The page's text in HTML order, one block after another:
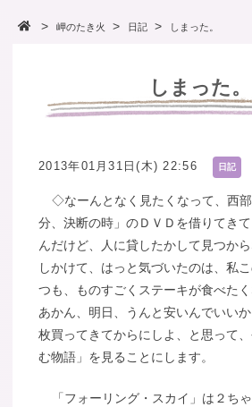
岬のたき火 日記 しまった。
しまった。
2013年01月31日(木) 22:56 日記
◇なーんとなく見たくなって、西
分、決断の時」のＤＶＤを借りてき
んだけど、人に貸したかして見つか
しかけて、はっと気づいたのは、私
つも、ものすごくステーキが食べたく
あかん、明日、うんと安いんでいい
枚買ってきてからにしよ、と思って
む物語」を見ることにします。
「フォーリング・スカイ」は２ち